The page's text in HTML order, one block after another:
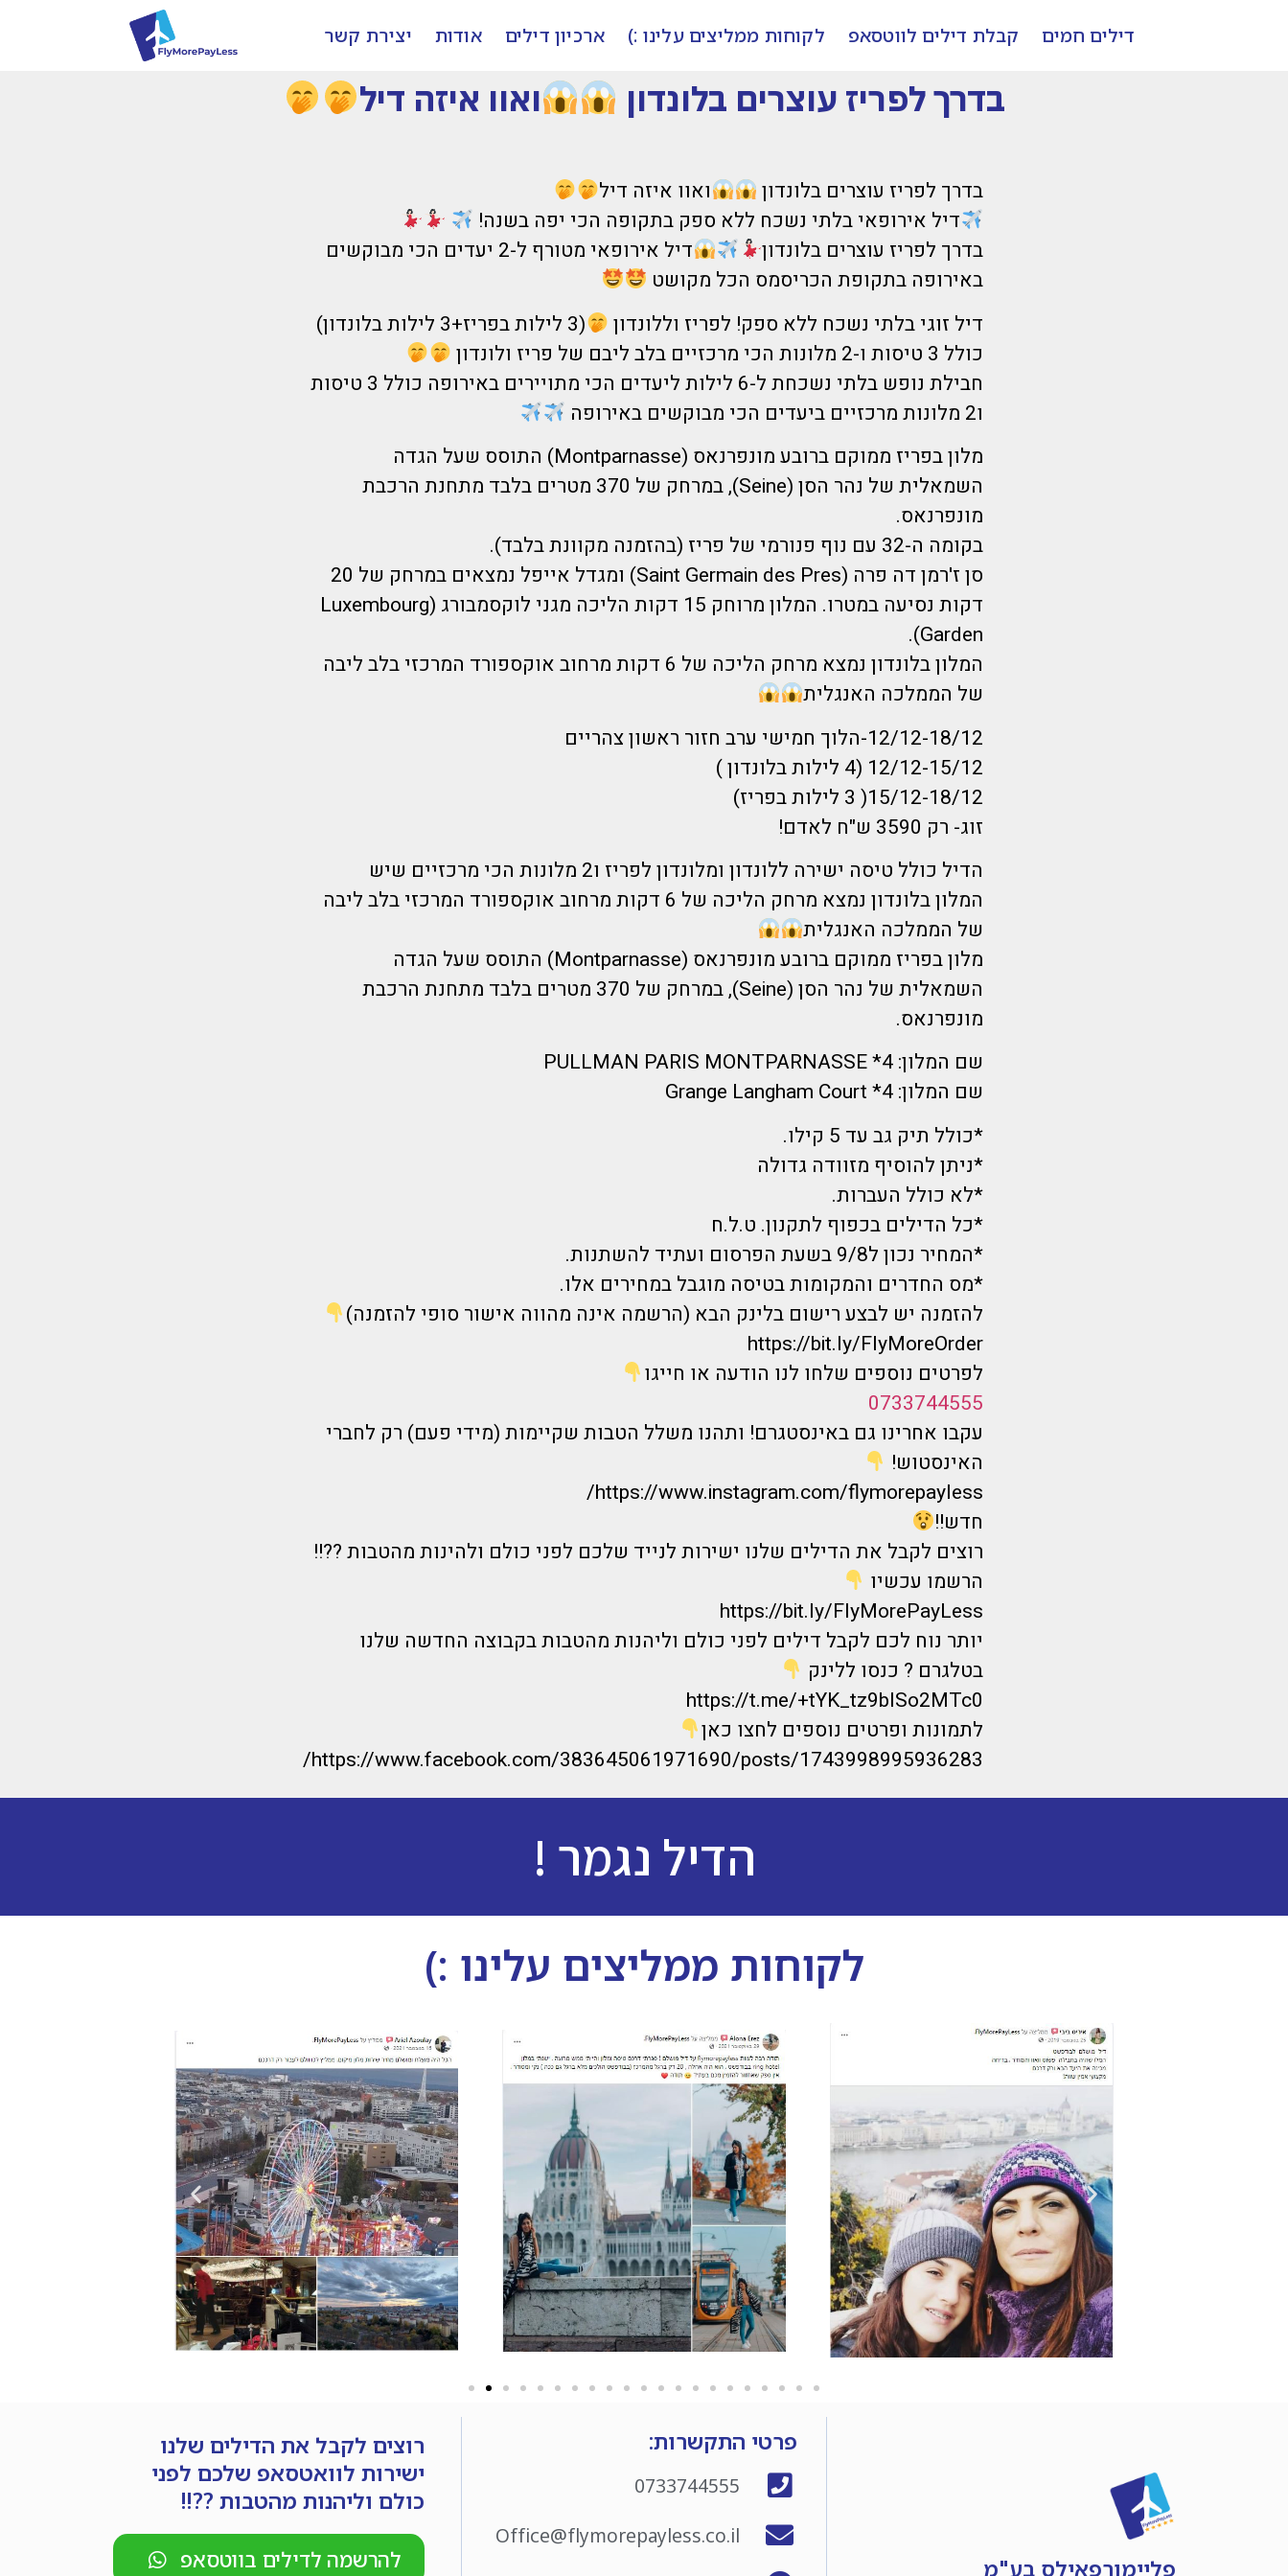
דילים חמים קבלת דילים לווטסאפ לקוחות ממליצים עלינו :) ארכיון דילים אודות יצירת קשר
בדרך לפריז עוצרים בלונדון ואוו איזה דיל
בדרך לפריז עוצרים בלונדון
ואוו איזה דיל
דיל אירופאי בלתי נשכח ללא ספק בתקופה הכי יפה בשנה!
בדרך לפריז עוצרים בלונדון
דיל אירופאי מטורף ל-2 יעדים הכי מבוקשים
באירופה בתקופת הכריסמס הכל מקושט
דיל זוגי בלתי נשכח ללא ספק! לפריז וללונדון
(3 לילות בפריז+3 לילות בלונדון)
כולל 3 טיסות ו-2 מלונות הכי מרכזיים בלב ליבם של פריז ולונדון
חבילת נופש בלתי נשכחת ל-6 לילות ליעדים הכי מתויירים באירופה כולל 3 טיסות
ו2 מלונות מרכזיים ביעדים הכי מבוקשים באירופה
מלון בפריז ממוקם ברובע מונפרנאס (Montparnasse) התוסס שעל הגדה
השמאלית של נהר הסן (Seine), במרחק של 370 מטרים בלבד מתחנת הרכבת
מונפרנאס.
בקומה ה-32 עם נוף פנורמי של פריז (בהזמנה מקוונת בלבד).
סן ז'רמן דה פרה (Saint Germain des Pres) ומגדל אייפל נמצאים במרחק של 20
דקות נסיעה במטרו. המלון מרוחק 15 דקות הליכה מגני לוקסמבורג (Luxembourg
Garden).
המלון בלונדון נמצא מרחק הליכה של 6 דקות מרחוב אוקספורד המרכזי בלב ליבה
של הממלכה האנגלית
12/12-18/12-הלוך חמישי ערב חזור ראשון צהריים
12/12-15/12 (4 לילות בלונדון )
15/12-18/12( 3 לילות בפריז)
זוג- רק 3590 ש"ח לאדם!
הדיל כולל טיסה ישירה ללונדון ומלונדון לפריז ו2 מלונות הכי מרכזיים שיש
המלון בלונדון נמצא מרחק הליכה של 6 דקות מרחוב אוקספורד המרכזי בלב ליבה
של הממלכה האנגלית
מלון בפריז ממוקם ברובע מונפרנאס (Montparnasse) התוסס שעל הגדה
השמאלית של נהר הסן (Seine), במרחק של 370 מטרים בלבד מתחנת הרכבת
מונפרנאס.
שם המלון: 4* PULLMAN PARIS MONTPARNASSE
שם המלון: 4* Grange Langham Court
*כולל תיק גב עד 5 קילו.
*ניתן להוסיף מזוודה גדולה
*לא כולל העברות.
*כל הדילים בכפוף לתקנון. ט.ל.ח
*המחיר נכון ל9/8 בשעת הפרסום ועתיד להשתנות.
*מס החדרים והמקומות בטיסה מוגבל במחירים אלו.
להזמנה יש לבצע רישום בלינק הבא (הרשמה אינה מהווה אישור סופי להזמנה)
https://bit.ly/FlyMoreOrder
לפרטים נוספים שלחו לנו הודעה או חייגו
0733744555
עקבו אחרינו גם באינסטגרם! ותהנו משלל הטבות שקיימות (מידי פעם) רק לחברי
האינסטוש!
https://www.instagram.com/flymorepayless/
חדש!!
רוצים לקבל את הדילים שלנו ישירות לנייד שלכם לפני כולם ולהינות מהטבות ??!!
הרשמו עכשיו
https://bit.ly/FlyMorePayLess
יותר נוח לכם לקבל דילים לפני כולם וליהנות מהטבות בקבוצה החדשה שלנו
בטלגרם ? כנסו ללינק
https://t.me/+tYK_tz9blSo2MTc0
לתמונות ופרטים נוספים לחצו כאן
https://www.facebook.com/383645061971690/posts/1743998995936283/
הדיל נגמר !
לקוחות ממליצים עלינו :)
פליימורפאילס בע"מ
פרטי התקשרות:
0733744555
Office@flymorepayless.co.il
רוצים לקבל את הדילים שלנו
ישירות לוואטסאפ שלכם לפני
כולם וליהנות מהטבות ??!!
להרשמה לדילים בווטסאפ